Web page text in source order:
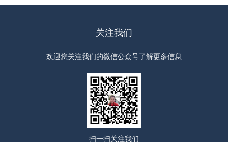
关注我们
欢迎您关注我们的微信公众号了解更多信息
扫一扫关注我们